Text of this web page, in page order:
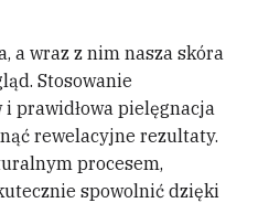
a wraz z nim nasza skóra
Stosowanie
prawidłowa pielęgnacja
rewelacyjne rezultaty.
procesem,
spowolnić dzięki